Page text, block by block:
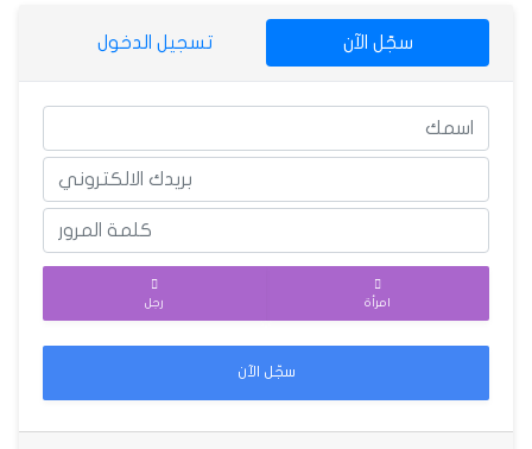
سجّل الآن تسجيل الدخول
امرأة رجل
سجّل الآن